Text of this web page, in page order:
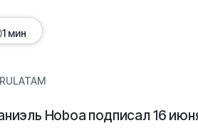
1 мин
Ноboa подписал 16